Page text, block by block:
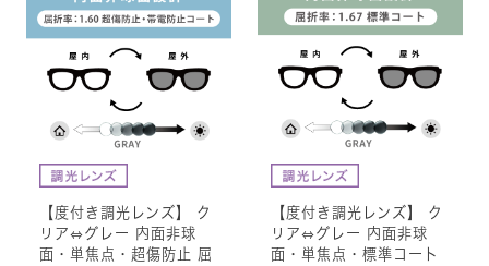
【度付き調光レンズ】 ク
リア⇔グレー 内面非球
面・単焦点・超傷防止 屈
【度付き調光レンズ】 ク
リア⇔グレー 内面非球
面・単焦点・標準コート